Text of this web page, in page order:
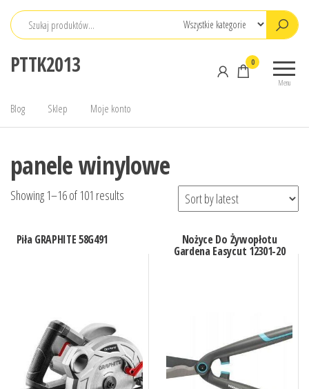
Przejdź
PTTK2013
Menu
0
Blog Sklep Moje konto
panele winylowe
Showing 1–16 of 101 results
Piła GRAPHITE 58G491 Nożyce Do Żywopłotu
Gardena Easycut 12301-20